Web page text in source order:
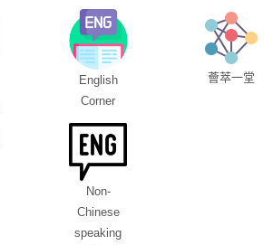
English
Corner
Non-
Chinese
speaking
薈萃一堂